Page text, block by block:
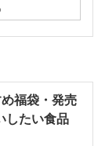
福袋・発売
したい食品